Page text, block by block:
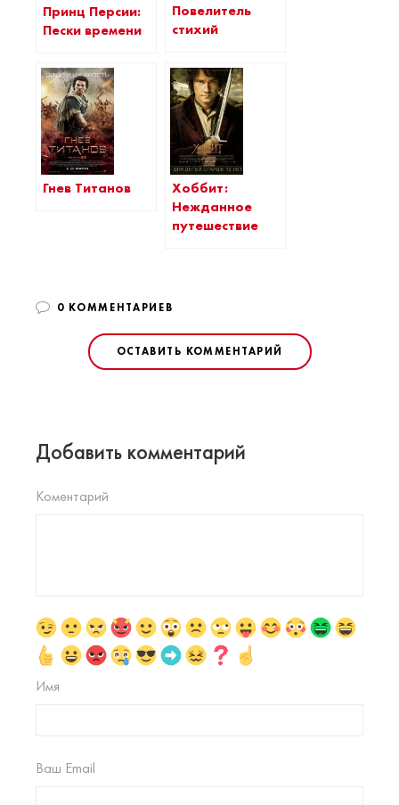
Принц Персии:
Пески времени
Повелитель
стихий
Гнев Титанов
Хоббит:
Нежданное
путешествие
0 КОММЕНТАРИЕВ
ОСТАВИТЬ КОММЕНТАРИЙ
Добавить комментарий
Коментарий
Имя
Ваш Email